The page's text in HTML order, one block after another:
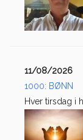
11/08/2026
1000: BØNN
Hver tirsdag i